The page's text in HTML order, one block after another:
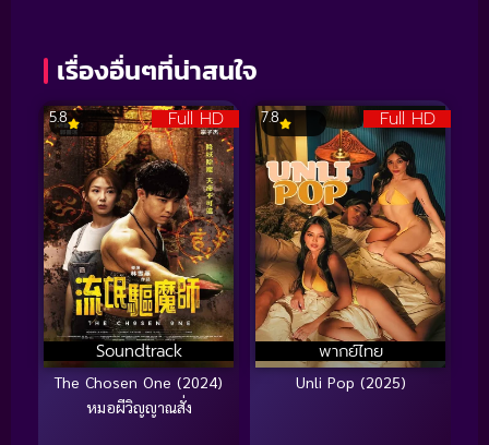
เรื่องอื่นๆที่น่าสนใจ
Full HD
Soundtrack
5.8
The Chosen One (2024)
หมอผีวิญญาณสั่ง
Full HD
พากย์ไทย
7.8
Unli Pop (2025)